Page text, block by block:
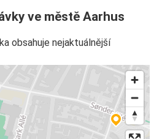
ve městě Aarhus
obsahuje nejaktuálnější